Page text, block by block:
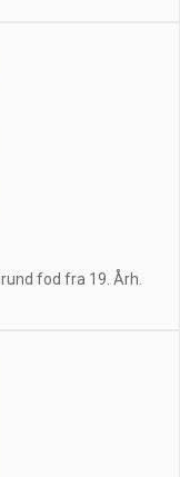
fod fra 19. Årh.